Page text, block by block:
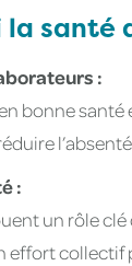
la santé
:
bonne
:
un rôle
effort collectif